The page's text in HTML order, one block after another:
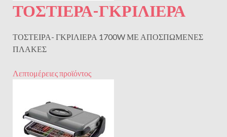
ΤΟΣΤΙΕΡΑ-ΓΚΡΙΛΙΕΡΑ
ΤΟΣΤΕΙΡΑ- ΓΚΡΙΛΙΕΡΑ 1700W ΜΕ ΑΠΟΣΠΩΜΕΝΕΣ
ΠΛΑΚΕΣ
Λεπτομέρειες προϊόντος